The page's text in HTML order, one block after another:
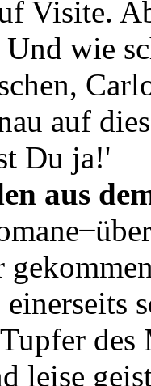
Visite.
wie
auf
Du ja!'
aus
leise